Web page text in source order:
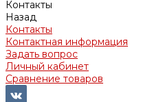
Контакты
Назад
Контакты
Контактная информация
Задать вопрос
Личный кабинет
Сравнение товаров